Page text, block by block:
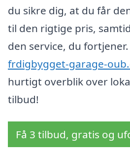
du sikre dig, at du får
til den rigtige pris,
den service, du
frdigbygget-garage-
hurtigt overblik over
tilbud!
Få 3 tilbud, gratis og